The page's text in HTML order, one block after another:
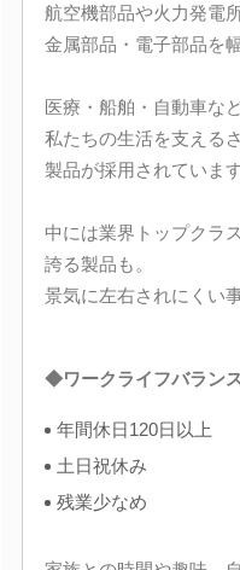
航空機部品や火力発電
金属部品・電子部品を
医療・船舶・自動車など
私たちの生活を支える
製品が採用されています
中には業界トップクラ
誇る製品も。
景気に左右されにくい
◆ワークライフバラン
年間休日120日以上
土日祝休み
残業少なめ